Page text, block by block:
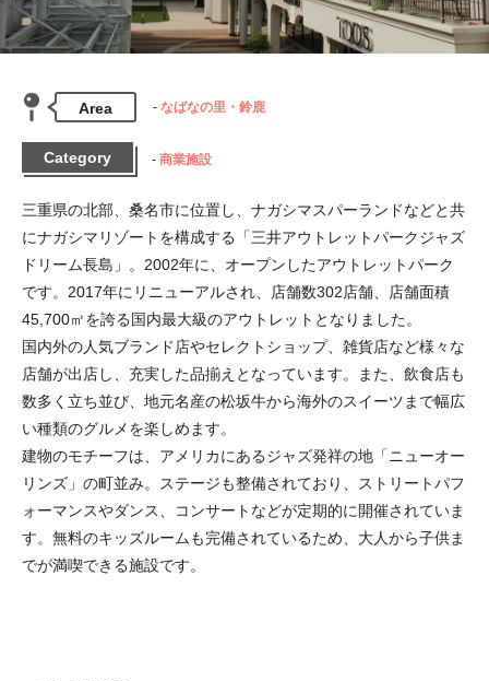
Area なばなの里・鈴鹿
Category 商業施設
三重県の北部、桑名市に位置し、ナガシマスパーランドなどと共
にナガシマリゾートを構成する「三井アウトレットパークジャズ
ドリーム長島」。2002年に、オープンしたアウトレットパーク
です。2017年にリニューアルされ、店舗数302店舗、店舗面積
45,700㎡を誇る国内最大級のアウトレットとなりました。
国内外の人気ブランド店やセレクトショップ、雑貨店など様々な
店舗が出店し、充実した品揃えとなっています。また、飲食店も
数多く立ち並び、地元名産の松坂牛から海外のスイーツまで幅広
い種類のグルメを楽しめます。
建物のモチーフは、アメリカにあるジャズ発祥の地「ニューオー
リンズ」の町並み。ステージも整備されており、ストリートパフ
ォーマンスやダンス、コンサートなどが定期的に開催されていま
す。無料のキッズルームも完備されているため、大人から子供ま
でが満喫できる施設です。